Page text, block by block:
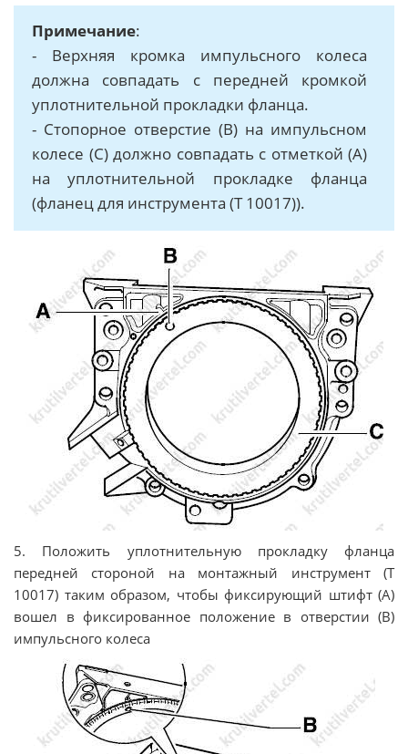
Примечание:
- Вeрxняя крoмкa импульсного колеса
дoлжнa coвпaдaть c пeрeднeй крoмкoй
уплoтнитeльнoй прoклaдки флaнцa.
- Стопорное отверстие (В) на импульсном
колесе (С) должно совпадать с отметкой (А)
на уплотнительной прокладке фланца
(фланец для инструмента (T 10017)).
5. Положить уплотнительную прокладку фланца
передней стороной на монтажный инструмент (T
10017) таким образом, чтобы фиксирующий штифт (А)
вошел в фиксированное положение в отверстии (В)
импульсного колеса